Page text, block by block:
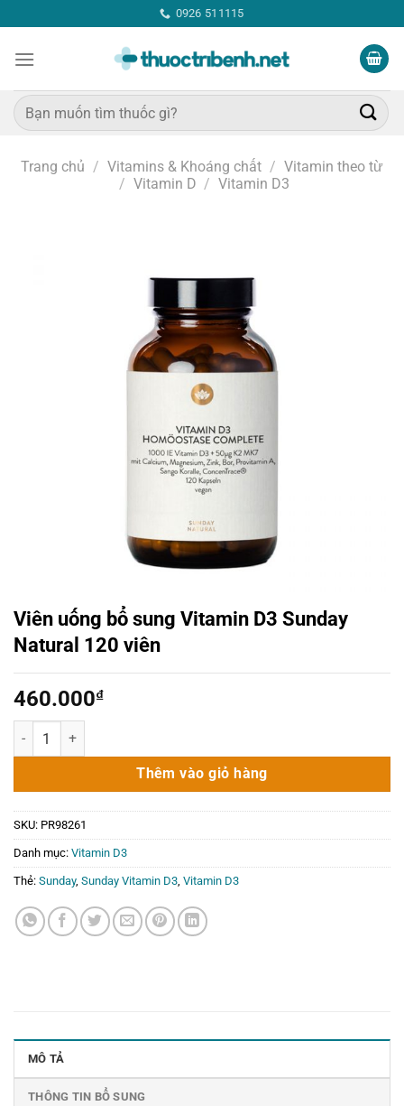
qua
nội
0926 511115
Tìm
kiếm:
Trang chủ / Vitamins & Khoáng chất / Vitamin theo từ
/ Vitamin D / Vitamin D3
Viên uống bổ sung Vitamin D3 Sunday
Natural 120 viên
460.000₫
Viên uống bổ sung Vitamin D3 Sunday Natural 120 viên số lượng
Thêm vào giỏ hàng
SKU: PR98261
Danh mục: Vitamin D3
Thẻ: Sunday, Sunday Vitamin D3, Vitamin D3
MÔ TẢ
THÔNG TIN BỔ SUNG